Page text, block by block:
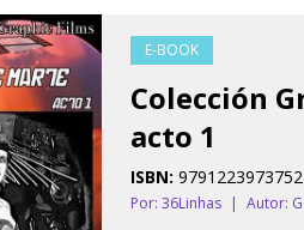
E-BOOK
Colección
acto 1
ISBN: 9791223973752
Por: 36Linhas | Autor: